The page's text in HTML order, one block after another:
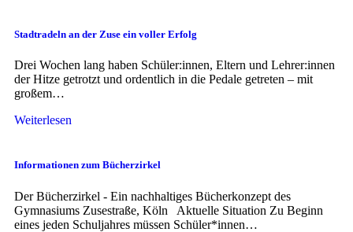
Stadtradeln an der Zuse ein voller Erfolg
Drei Wochen lang haben Schüler:innen, Eltern und Lehrer:innen
der Hitze getrotzt und ordentlich in die Pedale getreten – mit
großem…
Weiterlesen
Informationen zum Bücherzirkel
Der Bücherzirkel - Ein nachhaltiges Bücherkonzept des
Gymnasiums Zusestraße, Köln Aktuelle Situation Zu Beginn
eines jeden Schuljahres müssen Schüler*innen…